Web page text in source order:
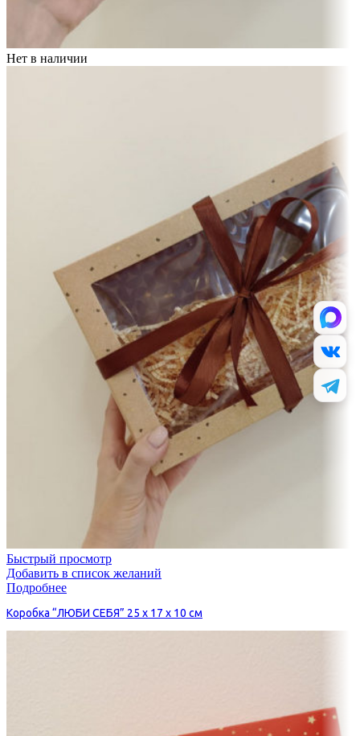
Нет в наличии
Быстрый просмотр
Добавить в список желаний
Подробнее
Коробка “ЛЮБИ СЕБЯ” 25 х 17 х 10 см